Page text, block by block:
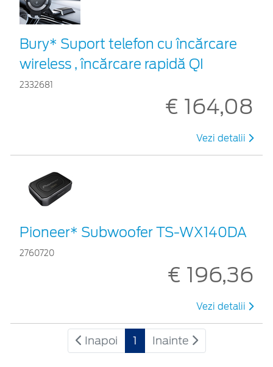
Bury* Suport telefon cu încărcare
wireless , încărcare rapidă QI
2332681
€ 164,08
Vezi detalii
Pioneer* Subwoofer TS-WX140DA
2760720
€ 196,36
Vezi detalii
Inapoi 1 Inainte